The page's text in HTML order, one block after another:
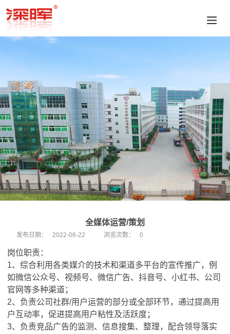
全媒体运营/策划
发布日期： 2022-06-22 浏览次数： 0
岗位职责：
1、综合利用各类媒介的技术和渠道多平台的宣传推广，例
如微信公众号、视频号、微信广告、抖音号、小红书、公司
官网等多种渠道；
2、负责公司社群/用户运营的部分或全部环节，通过提高用
户互动率，促进提高用户粘性及活跃度；
3、负责竞品广告的监测、信息搜集、整理，配合领导落实